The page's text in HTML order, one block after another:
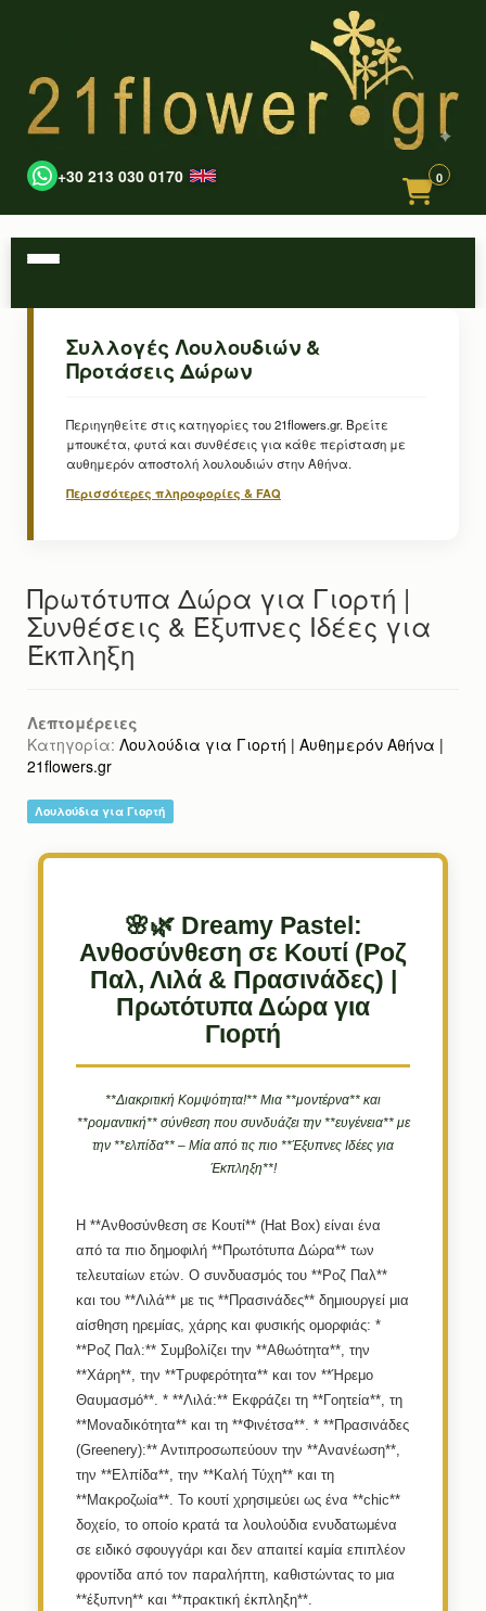
+30 213 030 0170 0
Συλλογές Λουλουδιών &
Προτάσεις Δώρων
Περιηγηθείτε στις κατηγορίες του 21flowers.gr. Βρείτε
μπουκέτα, φυτά και συνθέσεις για κάθε περίσταση με
αυθημερόν αποστολή λουλουδιών στην Αθήνα.
Περισσότερες πληροφορίες & FAQ
Πρωτότυπα Δώρα για Γιορτή |
Συνθέσεις & Έξυπνες Ιδέες για
Έκπληξη
Λεπτομέρειες
Κατηγορία: Λουλούδια για Γιορτή | Αυθημερόν Αθήνα |
21flowers.gr
Λουλούδια για Γιορτή
🌸🌿 Dreamy Pastel:
Ανθοσύνθεση σε Κουτί (Ροζ
Παλ, Λιλά & Πρασινάδες) |
Πρωτότυπα Δώρα για
Γιορτή
**Διακριτική Κομψότητα!** Μια **μοντέρνα** και
**ρομαντική** σύνθεση που συνδυάζει την **ευγένεια** με
την **ελπίδα** – Μία από τις πιο **Έξυπνες Ιδέες για
Έκπληξη**!
Η **Ανθοσύνθεση σε Κουτί** (Hat Box) είναι ένα
από τα πιο δημοφιλή **Πρωτότυπα Δώρα** των
τελευταίων ετών. Ο συνδυασμός του **Ροζ Παλ**
και του **Λιλά** με τις **Πρασινάδες** δημιουργεί μια
αίσθηση ηρεμίας, χάρης και φυσικής ομορφιάς: *
**Ροζ Παλ:** Συμβολίζει την **Αθωότητα**, την
**Χάρη**, την **Τρυφερότητα** και τον **Ήρεμο
Θαυμασμό**. * **Λιλά:** Εκφράζει τη **Γοητεία**, τη
**Μοναδικότητα** και τη **Φινέτσα**. * **Πρασινάδες
(Greenery):** Αντιπροσωπεύουν την **Ανανέωση**,
την **Ελπίδα**, την **Καλή Τύχη** και τη
**Μακροζωία**. Το κουτί χρησιμεύει ως ένα **chic**
δοχείο, το οποίο κρατά τα λουλούδια ενυδατωμένα
σε ειδικό σφουγγάρι και δεν απαιτεί καμία επιπλέον
φροντίδα από τον παραλήπτη, καθιστώντας το μια
**έξυπνη** και **πρακτική έκπληξη**.